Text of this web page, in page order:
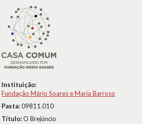
Instituição:
Fundação Mário Soares e Maria Barroso
Pasta:09811.010
Título:O Brejúncio